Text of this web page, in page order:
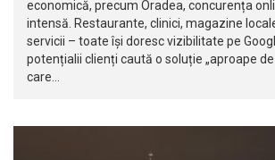
economică, precum Oradea, concurența
intensă. Restaurante, clinici, magazine
servicii – toate își doresc vizibilitate pe
potențialii clienți caută o soluție „aproape de
care…